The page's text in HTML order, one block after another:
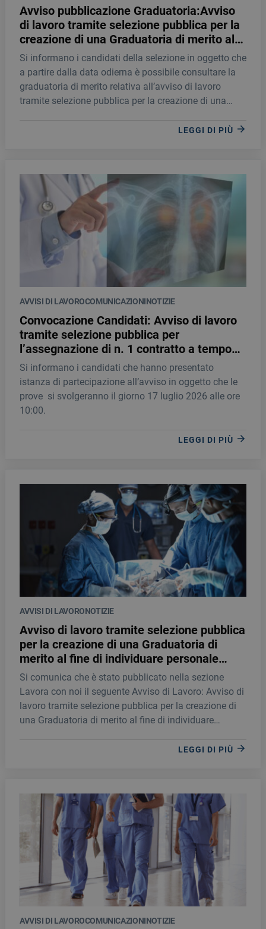
Avviso pubblicazione Graduatoria:Avviso
di lavoro tramite selezione pubblica per la
creazione di una Graduatoria di merito al
fine di individuare personale idoneo per la
stipula di contratti a tempo determinato
quale INFERMIERE
Si informano i candidati della selezione in oggetto che
a partire dalla data odierna è possibile consultare la
graduatoria di merito relativa all’avviso di lavoro
tramite selezione pubblica per la creazione di una
idoneo per la stipula di contratti a tempo determinato
LEGGI DI PIÙ
AVVISI DI LAVOROCOMUNICAZIONINOTIZIE
Convocazione Candidati: Avviso di lavoro
tramite selezione pubblica per
l’assegnazione di n. 1 contratto a tempo
indeterminato quale MEDICO
SPECIALISTA IN ONCOLOGIA
Si informano i candidati che hanno presentato
istanza di partecipazione all’avviso in oggetto che le
prove si svolgeranno il giorno 17 luglio 2026 alle ore
10:00.
LEGGI DI PIÙ
AVVISI DI LAVORONOTIZIE
Avviso di lavoro tramite selezione pubblica
per la creazione di una Graduatoria di
merito al fine di individuare personale
idoneo per la stipula di contratti a tempo
indeterminato quale INFERMIERE
STRUMENTISTA DI SALA OPERATORIA
Si comunica che è stato pubblicato nella sezione
Lavora con noi il seguente Avviso di Lavoro: Avviso di
lavoro tramite selezione pubblica per la creazione di
una Graduatoria di merito al fine di individuare
indeterminato quale INFERMIERE STRUMENTISTA DI
“Lavora con noi”
LEGGI DI PIÙ
AVVISI DI LAVOROCOMUNICAZIONINOTIZIE